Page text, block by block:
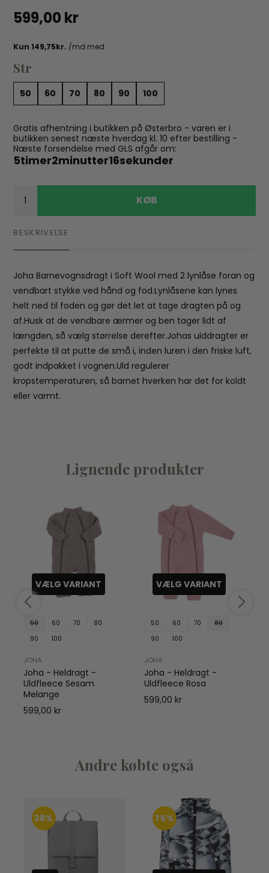
599,00 kr
Str
50 60 70 80 90 100
Gratis afhentning i butikken på Østerbro - varen er i
butikken senest næste hverdag kl. 10 efter bestilling -
Næste forsendelse med GLS afgår om:
5timer2minutter16sekunder
KØB
BESKRIVELSE
Joha Barnevognsdragt i Soft Wool med 2 lynlåse foran og
vendbart stykke ved hånd og fod.Lynlåsene kan lynes
helt ned til foden og gør det let at tage dragten på og
af.Husk at de vendbare ærmer og ben tager lidt af
længden, så vælg størrelse derefter.Johas ulddragter er
perfekte til at putte de små i, inden luren i den friske luft,
godt indpakket i vognen.Uld regulerer
kropstemperaturen, så barnet hverken har det for koldt
eller varmt.
Lignende produkter
VÆLG VARIANT
50 60 70
80
90
100
JOHA
Joha - Heldragt -
Uldfleece Sesam
Melange
599,00 kr
VÆLG VARIANT
50 60 70
80
90
100
JOHA
Joha - Heldragt -
Uldfleece Rosa
599,00 kr
Andre købte også
38% 75%